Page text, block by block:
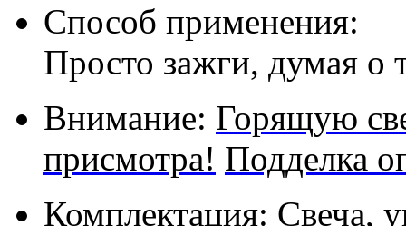
Способ применения:
Просто зажги, думая о
Внимание: Горящую
присмотра! Подделка
Комплектация: Свеча,